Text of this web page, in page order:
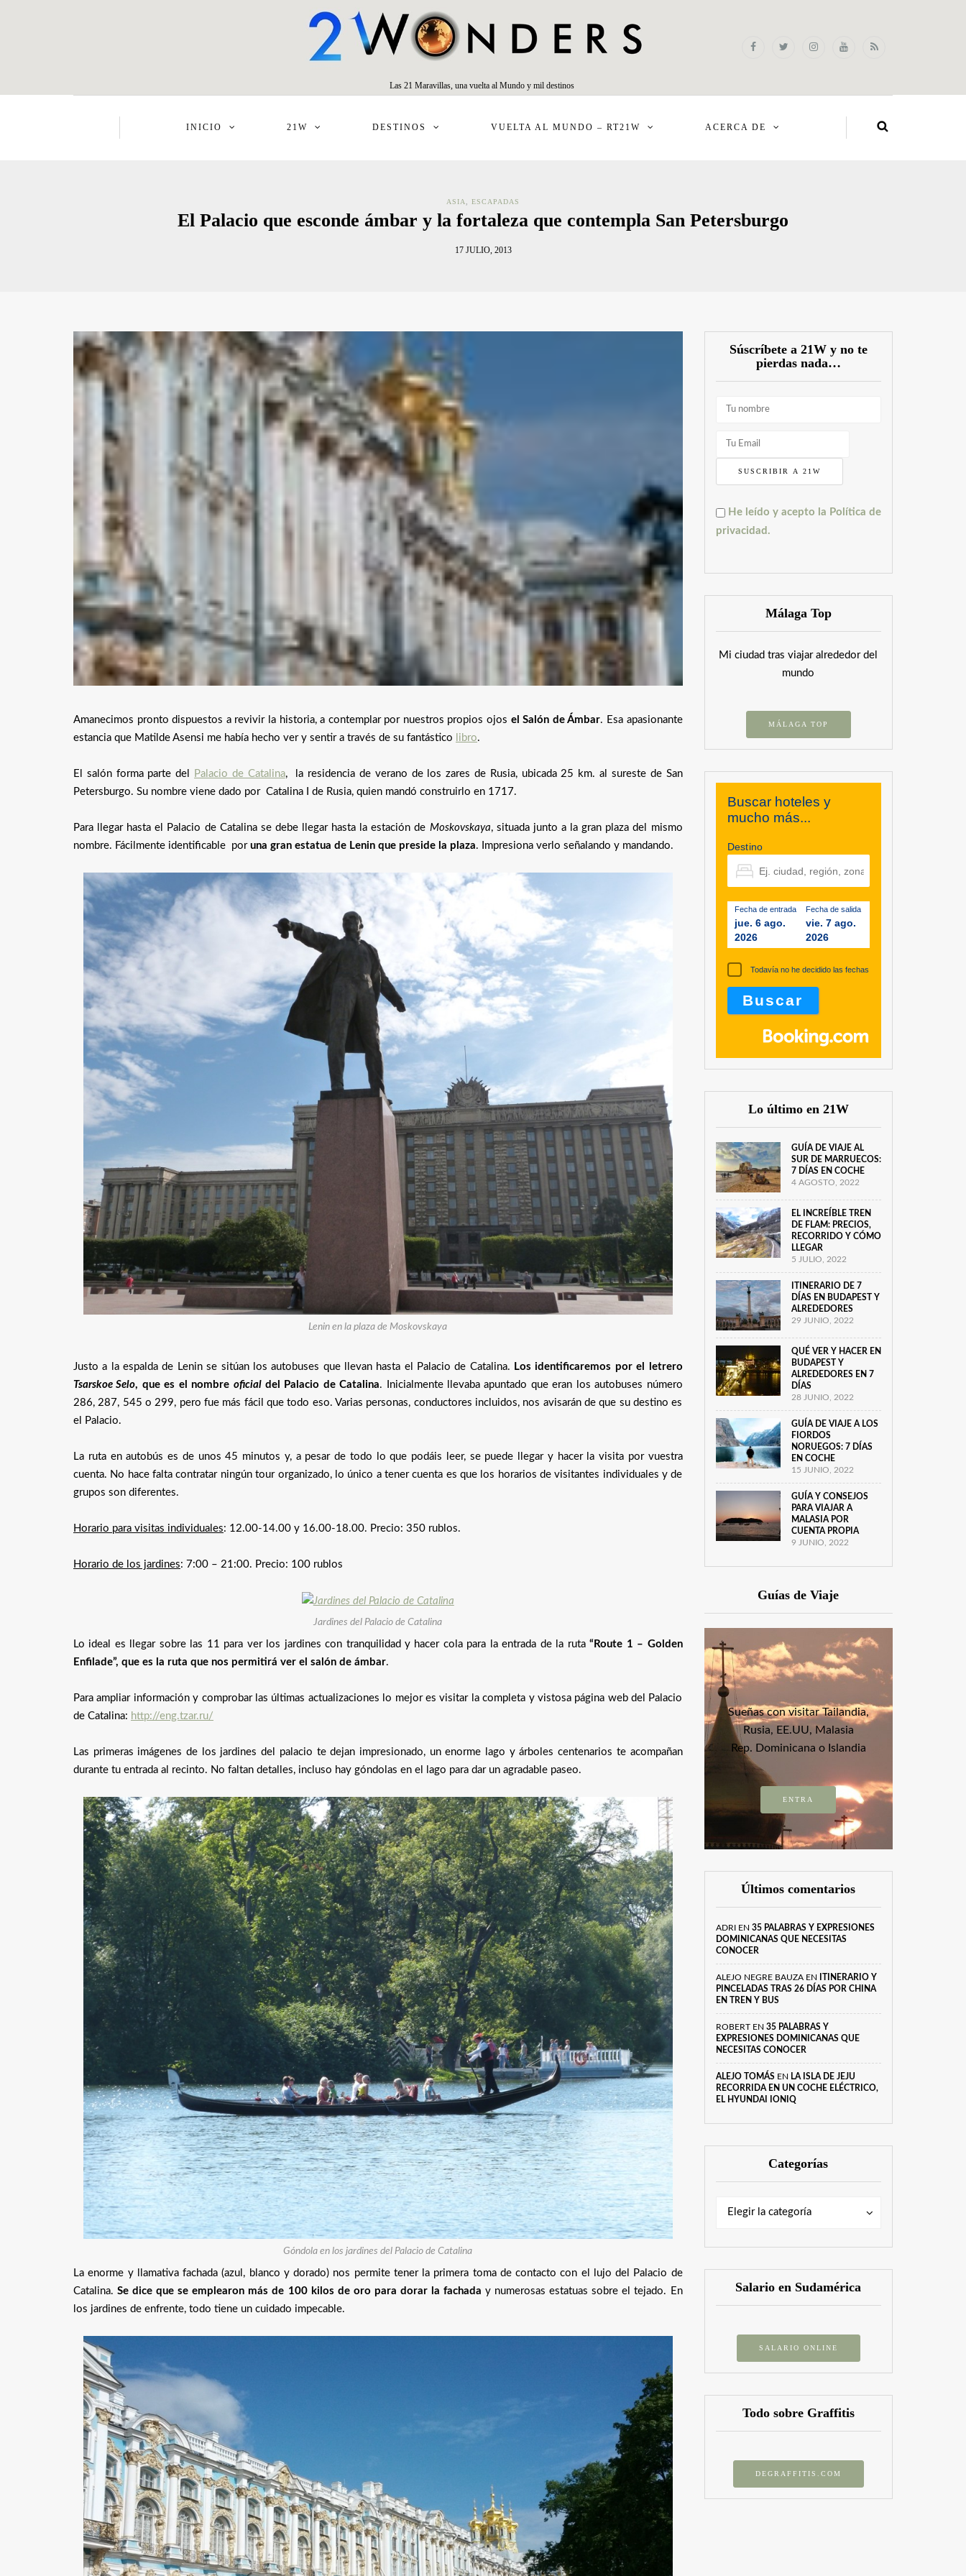
Las 21 Maravillas, una vuelta al Mundo y mil destinos
INICIO 21W DESTINOS VUELTA AL MUNDO – RT21W ACERCA DE
ASIA ESCAPADAS
El Palacio que esconde ámbar y la fortaleza que contempla San Petersburgo
17 JULIO, 2013
Amanecimos pronto dispuestos a revivir la historia, a contemplar por nuestros propios ojos el Salón de Ámbar. Esa apasionante
estancia que Matilde Asensi me había hecho ver y sentir a través de su fantástico
libro.
El salón forma parte del Palacio de Catalina, la residencia de verano de los zares de Rusia, ubicada 25 km. al sureste de San
Petersburgo. Su nombre viene dado por Catalina I de Rusia, quien mandó construirlo en 1717.
Para llegar hasta el Palacio de Catalina se debe llegar hasta la estación de Moskovskaya, situada junto a la gran plaza del mismo
nombre. Fácilmente identificable por una gran estatua de Lenin que preside la plaza. Impresiona verlo señalando y mandando.
Lenin en la plaza de Moskovskaya
Justo a la espalda de Lenin se sitúan los autobuses que llevan hasta el Palacio de Catalina. Los identificaremos por el letrero
Tsarskoe Selo, que es el nombre oficialdel Palacio de Catalina. Inicialmente llevaba apuntado que eran los autobuses número
286, 287, 545 o 299, pero fue más fácil que todo eso. Varias personas, conductores incluidos, nos avisarán de que su destino es
el Palacio.
La ruta en autobús es de unos 45 minutos y, a pesar de todo lo que podáis leer, se puede llegar y hacer la visita por vuestra
cuenta. No hace falta contratar ningún tour organizado, lo único a tener cuenta es que los horarios de visitantes individuales y de
grupos son diferentes.
Horario para visitas individuales: 12.00-14.00 y 16.00-18.00. Precio: 350 rublos.
Horario de los jardines: 7:00 – 21:00. Precio: 100 rublos
Jardines del Palacio de Catalina
Lo ideal es llegar sobre las 11 para ver los jardines con tranquilidad y hacer cola para la entrada de la ruta“Route 1 – Golden
Enfilade”, que es la ruta que nos permitirá ver el salón de ámbar.
Para ampliar información y comprobar las últimas actualizaciones lo mejor es visitar la completa y vistosa página web del Palacio
de Catalina: http://eng.tzar.ru/
Las primeras imágenes de los jardines del palacio te dejan impresionado, un enorme lago y árboles centenarios te acompañan
durante tu entrada al recinto. No faltan detalles, incluso hay góndolas en el lago para dar un agradable paseo.
Góndola en los jardines del Palacio de Catalina
La enorme y llamativa fachada (azul, blanco y dorado) nos permite tener la primera toma de contacto con el lujo del Palacio de
Catalina.Se dice que se emplearon más de 100 kilos de oro para dorar la fachada y numerosas estatuas sobre el tejado. En
los jardines de enfrente, todo tiene un cuidado impecable.
Súscríbete a 21W y no te
pierdas nada…
He leído y acepto la Política de
privacidad.
Málaga Top
Mi ciudad tras viajar alrededor del
mundo
MÁLAGA TOP
Buscar hoteles y
mucho más...
Destino
Fecha de entrada
jue. 6 ago.
2026
Fecha de salida
vie. 7 ago.
2026
Todavía no he decidido las fechas
Lo último en 21W
GUÍA DE VIAJE AL
SUR DE MARRUECOS:
7 DÍAS EN COCHE
4 AGOSTO, 2022
EL INCREÍBLE TREN
DE FLAM: PRECIOS,
RECORRIDO Y CÓMO
LLEGAR
5 JULIO, 2022
ITINERARIO DE 7
DÍAS EN BUDAPEST Y
ALREDEDORES
29 JUNIO, 2022
QUÉ VER Y HACER EN
BUDAPEST Y
ALREDEDORES EN 7
DÍAS
28 JUNIO, 2022
GUÍA DE VIAJE A LOS
FIORDOS
NORUEGOS: 7 DÍAS
EN COCHE
15 JUNIO, 2022
GUÍA Y CONSEJOS
PARA VIAJAR A
MALASIA POR
CUENTA PROPIA
9 JUNIO, 2022
Guías de Viaje
Sueñas con visitar Tailandia,
Rusia, EE.UU, Malasia
Rep. Dominicana o Islandia
ENTRA
Últimos comentarios
ADRIEN 35 PALABRAS Y EXPRESIONES
DOMINICANAS QUE NECESITAS
CONOCER
ALEJO NEGRE BAUZAEN
ITINERARIO Y
PINCELADAS TRAS 26 DÍAS POR CHINA
EN TREN Y BUS
ROBERTEN 35 PALABRAS Y
EXPRESIONES DOMINICANAS QUE
NECESITAS CONOCER
ALEJO TOMÁS EN LA ISLA DE JEJU
RECORRIDA EN UN COCHE ELÉCTRICO,
EL HYUNDAI IONIQ
Categorías
Categorías
Elegir la categoría
Categorías
Salario en Sudamérica
SALARIO ONLINE
Todo sobre Graffitis
DEGRAFFITIS.COM